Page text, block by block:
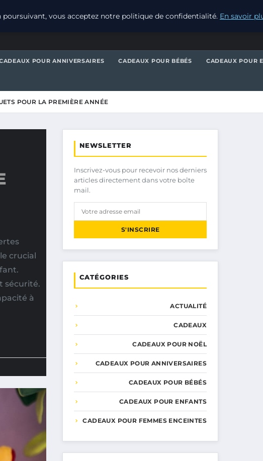
POUR ANNIVERSAIRES CADEAUX POUR BÉBÉS CADEAUX POUR
POUR LA PREMIÈRE ANNÉE
crucial
sécurité.
à
NEWSLETTER
Inscrivez-vous pour recevoir nos derniers
articles directement dans votre boîte
mail.
S'INSCRIRE
CATÉGORIES
ACTUALITÉ
CADEAUX
CADEAUX POUR NOËL
CADEAUX POUR ANNIVERSAIRES
CADEAUX POUR BÉBÉS
CADEAUX POUR ENFANTS
CADEAUX POUR FEMMES ENCEINTES
vous acceptez notre politique de confidentialité. En savoir